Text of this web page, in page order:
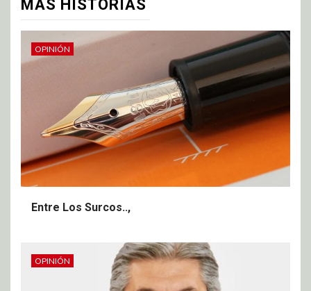
MÁS HISTORIAS
OPINIÓN
Entre Los Surcos..,
OPINIÓN